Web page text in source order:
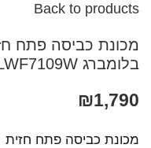
Back to products
בלומברג LWF7109W
₪1,790
מכונת כביסה פתח חזית